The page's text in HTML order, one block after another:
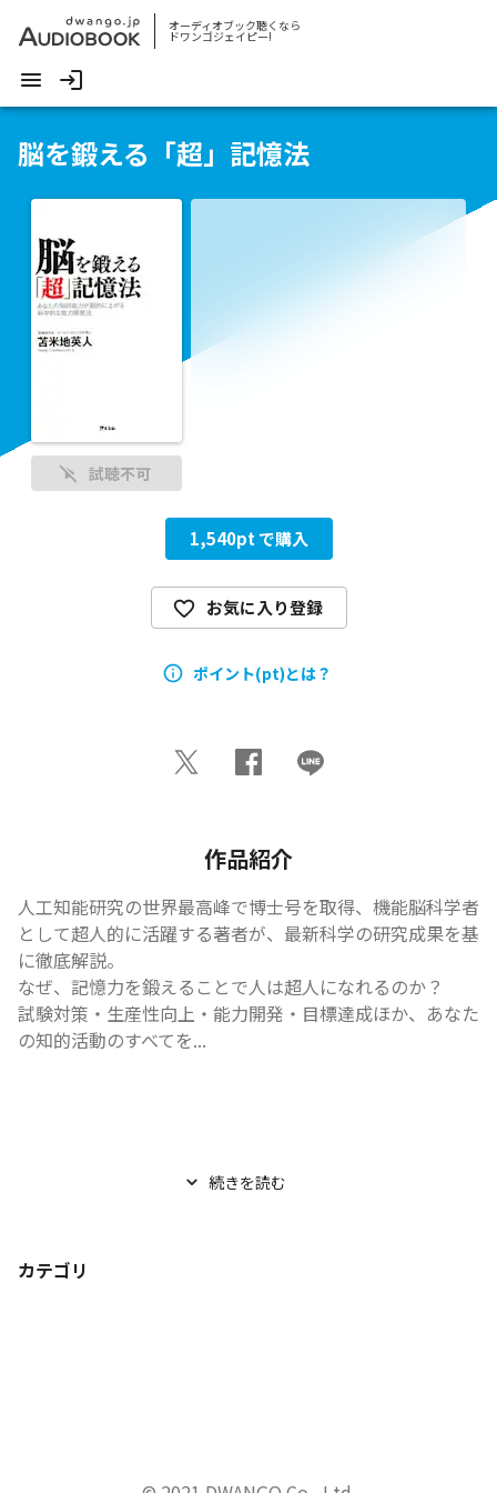
オーディオブック聴くなら
ドワンゴジェイピー!
脳を鍛える「超」記憶法
試聴不可
1,540pt で購入
お気に入り登録
ポイント(pt)とは？
作品紹介
人工知能研究の世界最高峰で博士号を取得、機能脳科学者
として超人的に活躍する著者が、最新科学の研究成果を基
に徹底解説。
なぜ、記憶力を鍛えることで人は超人になれるのか？
試験対策・生産性向上・能力開発・目標達成ほか、あなた
の知的活動のすべてを...
続きを読む
カテゴリ